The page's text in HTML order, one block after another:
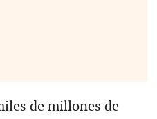
de millones de